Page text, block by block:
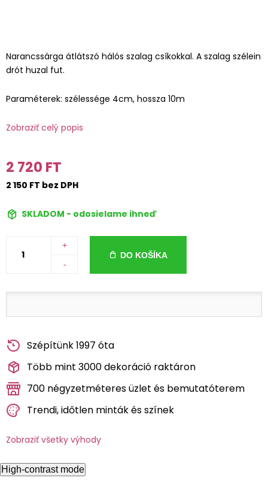
Narancssárga átlátszó hálós szalag csíkokkal. A szalag szélein
drót huzal fut.
Paraméterek: szélessége 4cm, hossza 10m
Zobraziť celý popis
2 720 FT
2 150 FT bez DPH
SKLADOM - odosielame ihneď
+
-
DO KOŠÍKA
Szépítünk 1997 óta
Több mint 3000 dekoráció raktáron
700 négyzetméteres üzlet és bemutatóterem
Trendi, időtlen minták és színek
Zobraziť všetky výhody
High-contrast mode